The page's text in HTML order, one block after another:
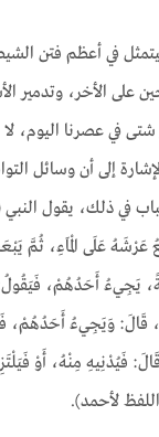
في أعظم فتن
على الأخر، وتدمير
في عصرنا اليوم، لا
إلى أن وسائل
في ذلك، يقول النبي
عَلَى الْمَاءِ، ثُمَّ
يَجِيءُ أَحَدُهُمْ،
قَالَ: وَيَجِيءُ أَحَدُهُمْ،
فَيُدْنِيهِ مِنْهُ، أَوْ
لأحمد).